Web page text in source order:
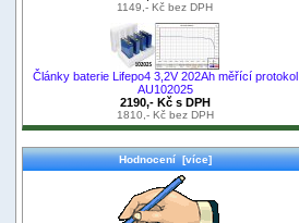
1149,- Kč bez DPH
Články baterie Lifepo4 3,2V 202Ah měřící protokol
AU102025
2190,- Kč s DPH
1810,- Kč bez DPH
Hodnocení [více]